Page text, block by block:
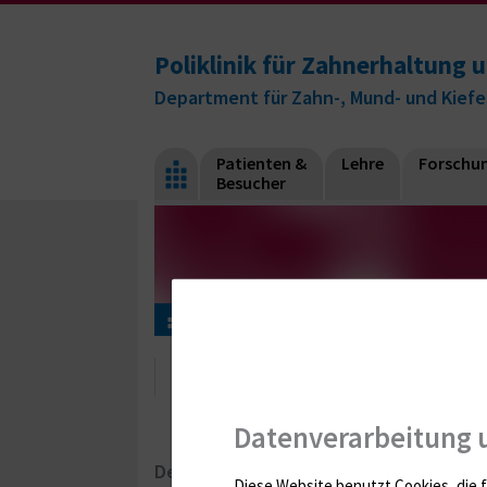
Poliklinik für Zahnerhaltung
Department für Zahn-, Mund- und
Patienten &
Besucher
Lehre
Delivery Device - Antimikrobielle
Datenverarbeitung